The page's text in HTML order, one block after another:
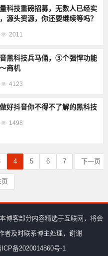
量科技重磅招募，无数人已经实
源头资源，你还要继续等吗？
2011
黑科技兵马俑，③个强悍功能
商机
4123
好抖音你不得不了解的黑科技
1498
4 5 6 7 下一页
页
博客部分内容精选于互联网，将会
者及时联系博主处理，谢谢
ICP备2020014860号-1